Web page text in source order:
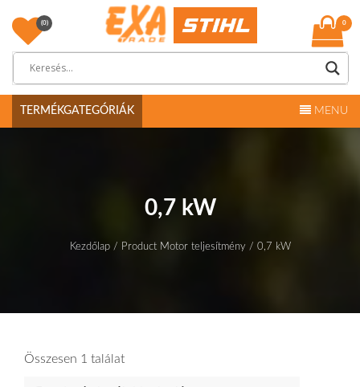
content
Exa Trade
0
(0)
TERMÉKGATEGÓRIÁK MENU
0,7 kW
Kezdőlap/ Product Motor teljesítmény / 0,7 kW
Összesen 1 találat